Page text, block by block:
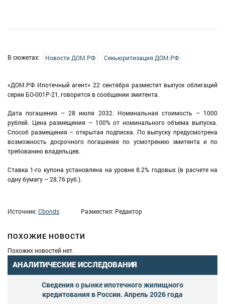
В сюжетах: Новости ДОМ.РФ Секьюритизация ДОМ.РФ
«ДОМ.РФ Ипотечный агент» 22 сентября разместит выпуск облигаций
серии БО-001P-21, говорится в сообщении эмитента.
Дата погашения – 28 июля 2032. Номинальная стоимость – 1000
рублей. Цена размещения – 100% от номинального объема выпуска.
Способ размещения – открытая подписка. По выпуску предусмотрена
возможность досрочного погашения по усмотрению эмитента и по
требованию владельцев.
Ставка 1-го купона установлена на уровне 8.2% годовых (в расчете на
одну бумагу – 28.76 руб.).
Источник: Cbonds Разместил: Редактор
ПОХОЖИЕ НОВОСТИ
Похожих новостей нет.
АНАЛИТИЧЕСКИЕ ИССЛЕДОВАНИЯ
Сведения о рынке ипотечного жилищного
кредитования в России. Апрель 2026 года